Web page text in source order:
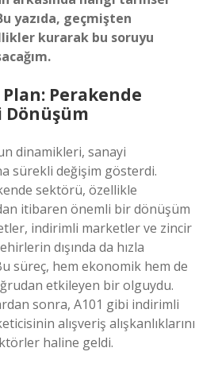
yazıda, geçmişten
kurarak bu soruyu
Perakende
dinamikleri, sanayi
sürekli değişim gösterdi.
sektörü, özellikle
itibaren önemli bir dönüşüm
indirimli marketler ve zincir
dışında da hızla
süreç, hem ekonomik hem de
etkileyen bir olguydu.
sonra, A101 gibi indirimli
alışveriş alışkanlıklarını
haline geldi.